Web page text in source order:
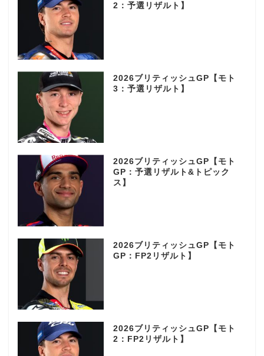
2：予選リザルト】
2026ブリティッシュGP【モト
3：予選リザルト】
2026ブリティッシュGP【モト
GP：予選リザルト&トピック
ス】
2026ブリティッシュGP【モト
GP：FP2リザルト】
2026ブリティッシュGP【モト
2：FP2リザルト】